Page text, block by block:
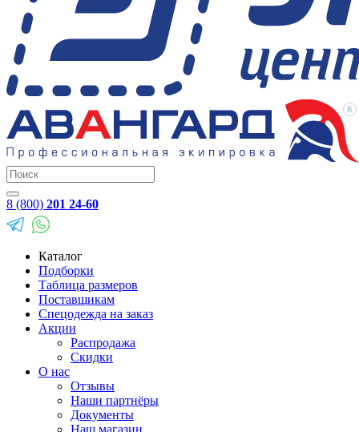
8 (800) 201 24-60
Каталог
Подборки
Таблица размеров
Поставщикам
Спецодежда на заказ
Акции
Распродажа
Скидки
О нас
Отзывы
Наши партнёры
Документы
Наш магазин